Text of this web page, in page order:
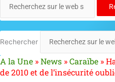
Rechercher
A la Une »News »Caraïbe »
de 2010 et de l’insécurité